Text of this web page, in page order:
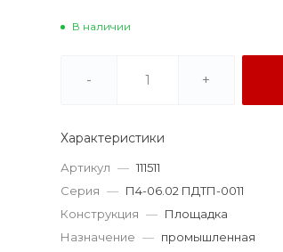
В наличии
- +
Характеристики
Артикул — 111511
Серия — П4-06.02 ПДТП-0011
Конструкция — Площадка
Назначение — промышленная